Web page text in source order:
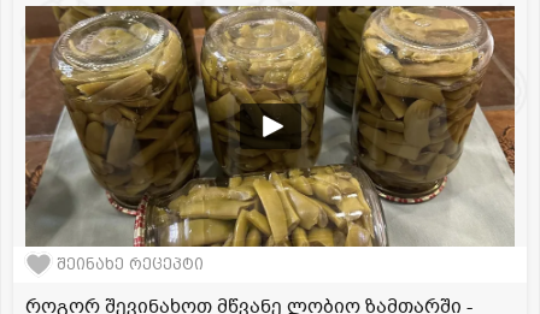
შეინახე რეცეპტი
როგორ შევინახოთ მწვანე ლობიო ზამთარში -